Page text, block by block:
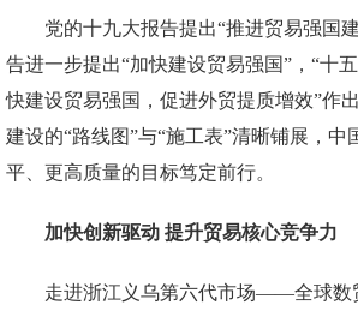
党的十九大报告提出“推进贸易强国
告进一步提出“加快建设贸易强国”，“十
快建设贸易强国，促进外贸提质增效”作
建设的“路线图”与“施工表”清晰铺展，中
平、更高质量的目标笃定前行。
加快创新驱动 提升贸易核心竞争力
走进浙江义乌第六代市场——全球数